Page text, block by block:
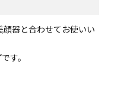
顔器と合わせてお使いい
す。